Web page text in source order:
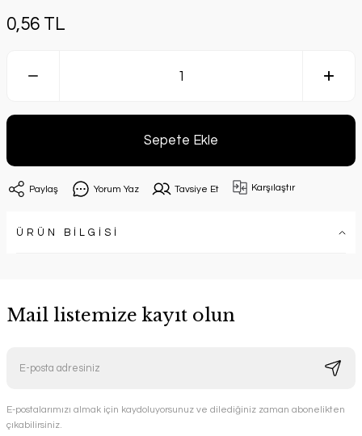
0,56 TL
Sepete Ekle
Paylaş Yorum Yaz Tavsiye Et Karşılaştır
ÜRÜN BİLGİSİ
Mail listemize kayıt olun
E-postalarımızı almak için kaydoluyorsunuz ve dilediğiniz zaman abonelikten
çıkabilirsiniz.